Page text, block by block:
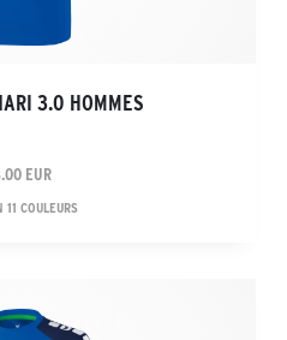
3.0 HOMMES
EUR
11 COULEURS